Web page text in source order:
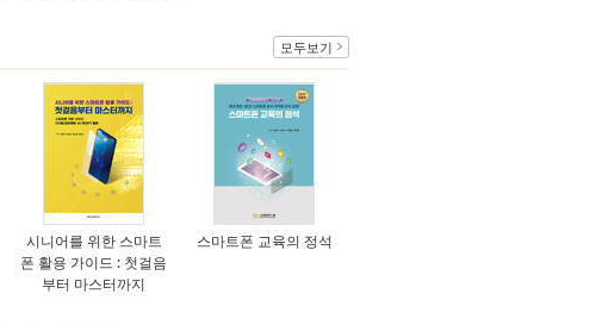
모두보기
시니어를 위한 스마트
폰 활용 가이드 : 첫걸음
부터 마스터까지
스마트폰 교육의 정석